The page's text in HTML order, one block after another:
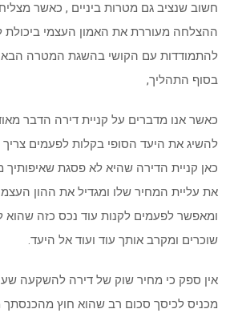
חשוב שנציב גם מטרות ביניים , כאשר
ההצלחה מעוררת את האמון העצמי ביכולת
להתמודדות עם הקושי בהשגת המטרה
בסוף התהליך,
כאשר אנו מדברים על קניית דירה הדבר
להשיג את היעד הסופי בקלות לפעמים צריך
כאן קניית הדירה שהיא לא פסגת
את עליית המחיר שלו ומגדיל את ההון
ומאפשר לפעמים לקנות עוד נכס כזה שהוא
שוכרים ומקרב אותך עוד ועוד אל היעד.
מכניס לכיסך סכום רב שהוא חוץ מהכנסתך